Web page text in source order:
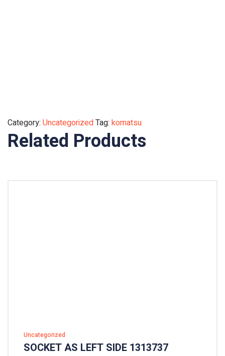
Category: UncategorizedTag: komatsu
Related Products
Uncategorized
SOCKET AS LEFT SIDE 1313737